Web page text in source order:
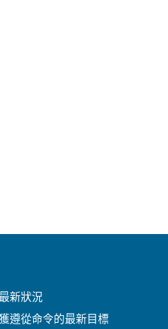
新狀況
遵從命令的最新目標